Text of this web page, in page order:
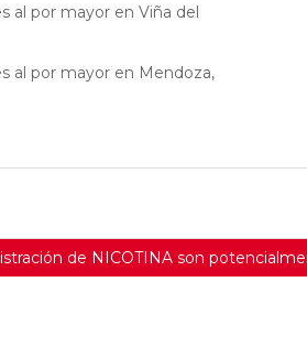
al por mayor en Viña del
al por mayor en Mendoza,
de NICOTINA son